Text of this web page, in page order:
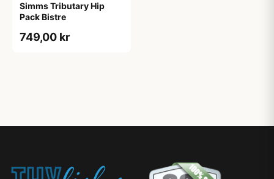
Simms Tributary Hip
Pack Bistre
749,00 kr